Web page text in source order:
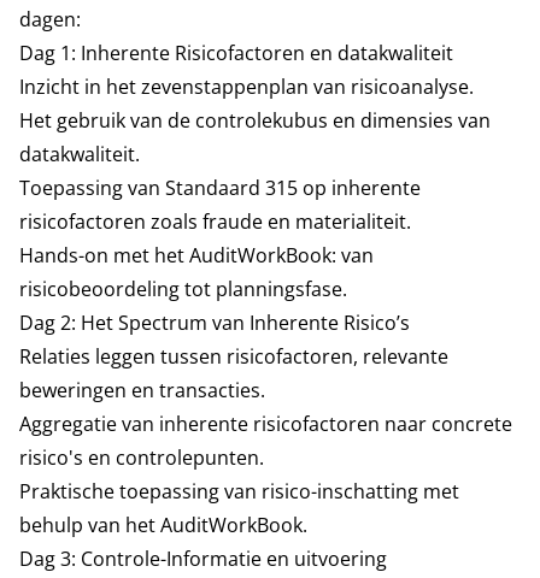
dagen:
Dag 1: Inherente Risicofactoren en datakwaliteit
Inzicht in het zevenstappenplan van risicoanalyse.
Het gebruik van de controlekubus en dimensies van
datakwaliteit.
Toepassing van Standaard 315 op inherente
risicofactoren zoals fraude en materialiteit.
Hands-on met het AuditWorkBook: van
risicobeoordeling tot planningsfase.
Dag 2: Het Spectrum van Inherente Risico’s
Relaties leggen tussen risicofactoren, relevante
beweringen en transacties.
Aggregatie van inherente risicofactoren naar concrete
risico's en controlepunten.
Praktische toepassing van risico-inschatting met
behulp van het AuditWorkBook.
Dag 3: Controle-Informatie en uitvoering